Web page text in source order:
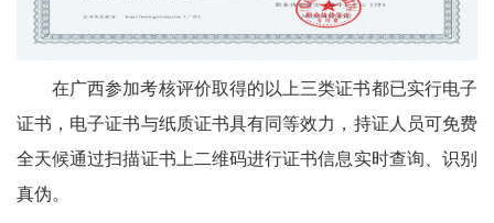
在广西参加考核评价取得的以上三类证书都已实行电子
证书，电子证书与纸质证书具有同等效力，持证人员可免费
全天候通过扫描证书上二维码进行证书信息实时查询、识别
真伪。